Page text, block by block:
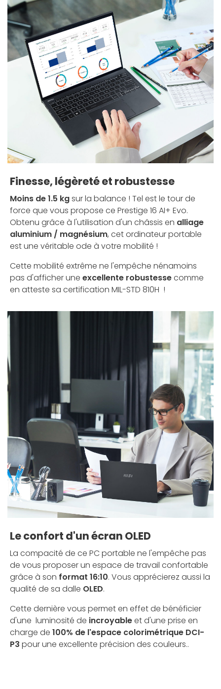
Finesse, légèreté et robustesse
Moins de 1.5 kgsur la balance ! Tel est le tour de
force que vous propose ce Prestige 16 AI+ Evo.
Obtenu grâce à l'utilisation d'un châssis en alliage
aluminium / magnésium, cet ordinateur portable
est une véritable ode à votre mobilité !
Cette mobilité extrême ne l'empêche nénamoins
pas d'afficher une excellente robustessecomme
en atteste sa certification MIL-STD 810H !
Le confort d'un écran OLED
La compacité de ce PC portable ne l'empêche pas
de vous proposer un espace de travail confortable
grâce à son format 16:10. Vous apprécierez aussi la
qualité de sa dalle OLED.
Cette dernière vous permet en effet de bénéficier
d'une luminosité de incroyableet d'une prise en
charge de 100% de l'espace colorimétrique DCI-
P3 pour une excellente précision des couleurs..